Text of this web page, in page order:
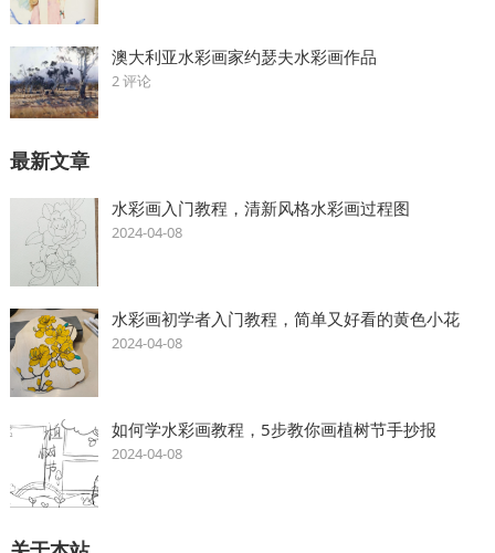
澳大利亚水彩画家约瑟夫水彩画作品
2 评论
最新文章
水彩画入门教程，清新风格水彩画过程图
2024-04-08
水彩画初学者入门教程，简单又好看的黄色小花
2024-04-08
如何学水彩画教程，5步教你画植树节手抄报
2024-04-08